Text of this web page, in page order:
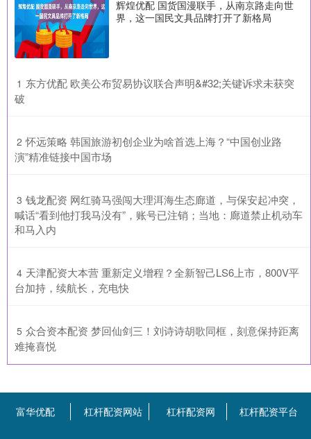
辉煌优配 国货国漫联手，从南京路走向世
界，这一国民文具品牌打开了新格局
1 ​东方优配 欧美公布贸易协议联合声明&#32;关键诉求未获突
破
2 ​怀远策略 韩国旅游初创企业为啥首选上海？“中国创业路
演”精准链接中国市场
3 ​钱龙配资 网红骑马强闯大理洱海生态廊道，与保安起冲突，
喊话“看到他打我马没有”，账号已注销；当地：廊道禁止机动车
和马入内
4 ​天津配资大本营 重新定义增程？全新智己LS6上市，800V平
台加持，续航长，充电快
5 ​众合资本配资 梦回仙剑三！刘诗诗胡歌同框，刻意保持距离
难掩喜悦
富华优配 杠杆配资网站 杠杆配资网 杠杆配资平台